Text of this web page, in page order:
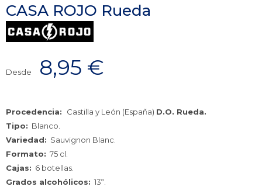
CASA ROJO Rueda
Desde 8,95 €
Procedencia: Castilla y León (España) D.O. Rueda.
Tipo: Blanco.
Variedad: Sauvignon Blanc.
Formato: 75 cl.
Cajas: 6 botellas.
Grados alcohólicos: 13º.